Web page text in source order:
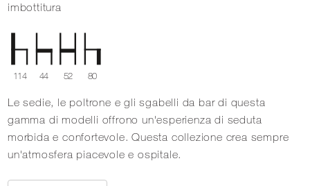
imbottitura
114 44 52 80
Le sedie, le poltrone e gli sgabelli da bar di questa
gamma di modelli offrono un'esperienza di seduta
morbida e confortevole. Questa collezione crea sempre
un'atmosfera piacevole e ospitale.